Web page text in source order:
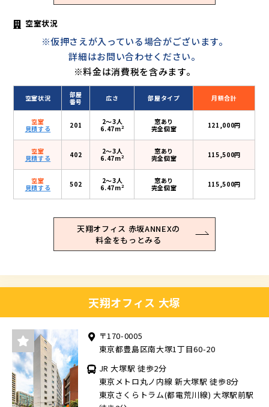
空室状況
※仮押さえが入っている場合がございます。
詳細はお問い合わせください。
※料金は消費税を含みます。
空室状況
部屋
番号
広さ 部屋タイプ 月額合計
空室
見積する
201
2〜3人
6.47m2
窓あり
完全個室
121,000円
空室
見積する
402
2〜3人
6.47m2
窓あり
完全個室
115,500円
空室
見積する
502
2〜3人
6.47m2
窓あり
完全個室
115,500円
天翔オフィス 赤坂ANNEXの
料金をもっとみる
天翔オフィス 大塚
〒170-0005
東京都豊島区南大塚1丁目60-20
JR 大塚駅 徒歩2分
東京メトロ丸ノ内線 新大塚駅 徒歩8分
東京さくらトラム(都電荒川線) 大塚駅前駅